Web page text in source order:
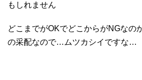
もしれません
どこまでがOKでどこからがNGなの
の采配なので…ムツカシイですな…